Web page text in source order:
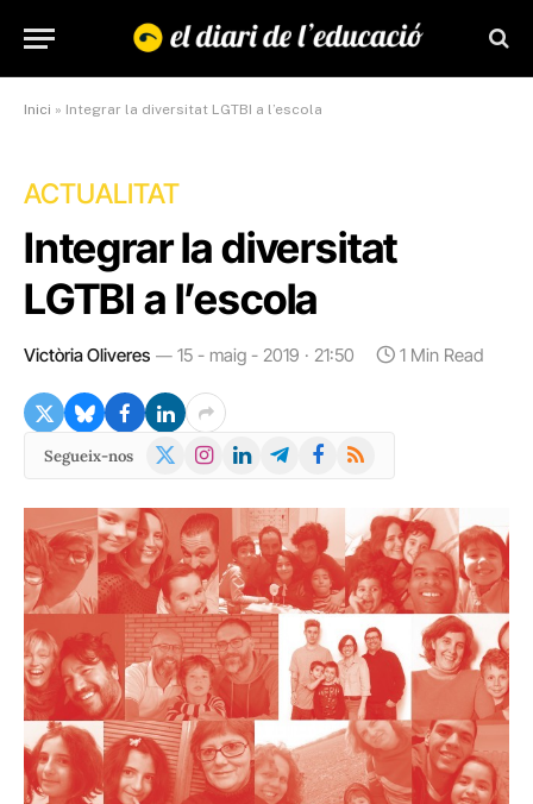
Inici » Integrar la diversitat LGTBI a l’escola
ACTUALITAT
Integrar la diversitat
LGTBI a l’escola
Victòria Oliveres 15 - maig - 2019 · 21:50 1 Min Read
Segueix-nos
X
Instagram
LinkedInTelegramFacebook
RSS